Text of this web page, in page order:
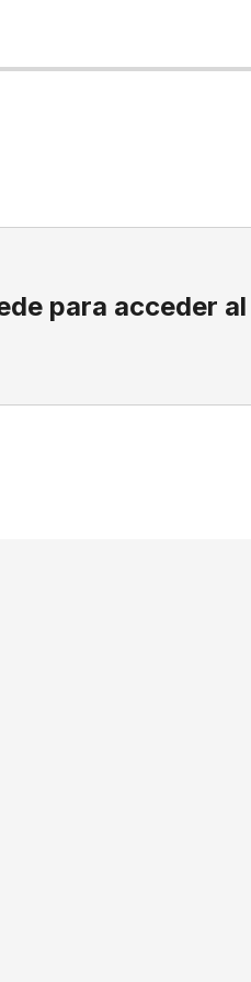
para acceder